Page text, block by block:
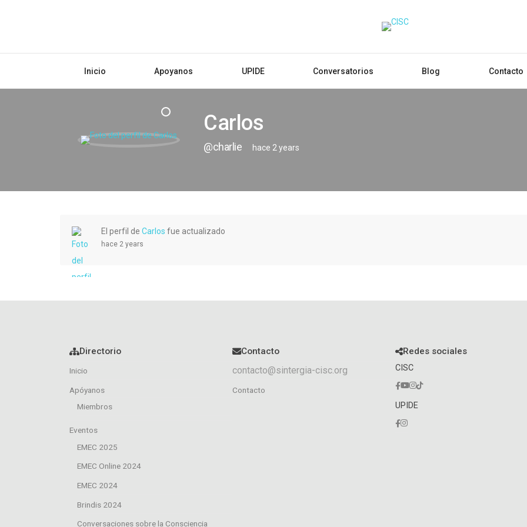
Inicio Apoyanos UPIDE Conversatorios Blog Contacto
Carlos
@charlie hace 2 years
El perfil de Carlos fue actualizado
hace 2 years
Directorio
Inicio
Apóyanos
Miembros
Eventos
EMEC 2025
EMEC Online 2024
EMEC 2024
Brindis 2024
Conversaciones sobre la Consciencia
Contacto
contacto@sintergia-cisc.org
Contacto
Redes sociales
CISC
UPIDE